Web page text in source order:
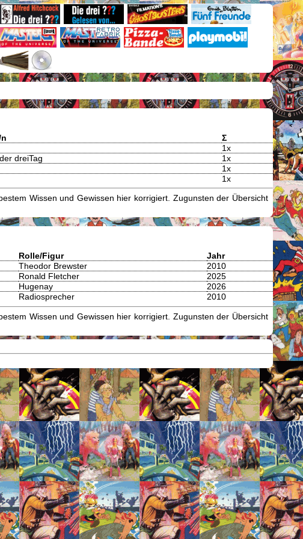
Σ
1x
der dreiTag
1x
1x
1x
Wissen und Gewissen hier korrigiert. Zugunsten der Übersicht
Rolle/Figur
Jahr
Theodor Brewster
2010
Ronald Fletcher
2025
Hugenay
2026
Radiosprecher 2010
Wissen und Gewissen hier korrigiert. Zugunsten der Übersicht